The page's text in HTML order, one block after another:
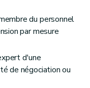
du personnel
par mesure
d'une
de négociation ou